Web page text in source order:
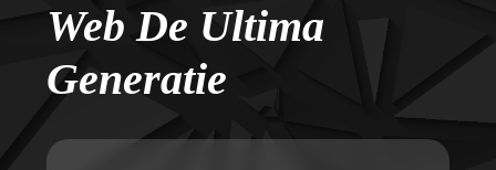
Web De Ultima
Generatie